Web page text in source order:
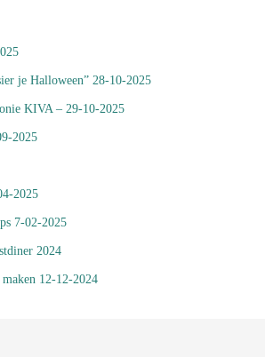
je Halloween” 28-10-2025
KIVA – 29-10-2025
2025
2025
7-02-2025
2024
12-12-2024